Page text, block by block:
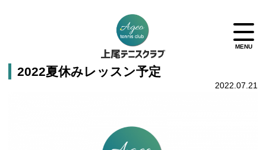
2022夏休みレッスン予定
2022.07.21